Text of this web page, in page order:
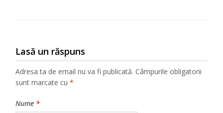
Lasă un răspuns
Adresa ta de email nu va fi publicată. Câmpurile obligatorii
sunt marcate cu*
Nume *